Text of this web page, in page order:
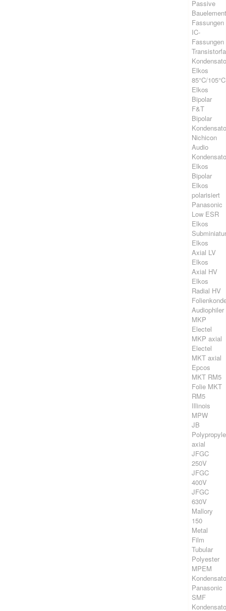
Passive
Fassungen
IC-
Fassungen
Elkos
85°C/105°C
Elkos
Bipolar
F&T
Bipolar
Nichicon
Audio
Elkos
Bipolar
Elkos
polarisiert
Panasonic
Low ESR
Elkos
Elkos
Axial LV
Elkos
Axial HV
Elkos
Radial HV
Audiophiler
MKP
Electel
MKP axial
Electel
MKT axial
Epcos
MKT RM5
Folie MKT
RM5
Illinois
MPW
JB
axial
JFGC
250V
JFGC
400V
JFGC
630V
Mallory
150
Metal
Film
Tubular
Polyester
MPEM
Panasonic
SMF